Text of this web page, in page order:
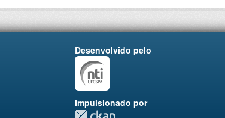
Desenvolvido pelo
Impulsionado por